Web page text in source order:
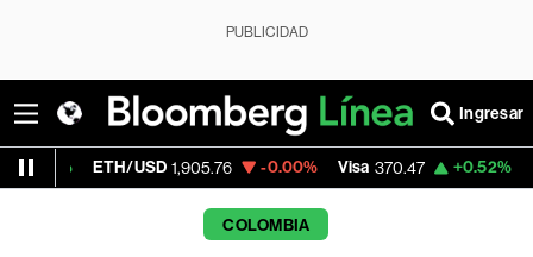
PUBLICIDAD
Ingresar
ETH/USD 1,905.76 -0.00% Visa 370.47 +0.52%
COLOMBIA